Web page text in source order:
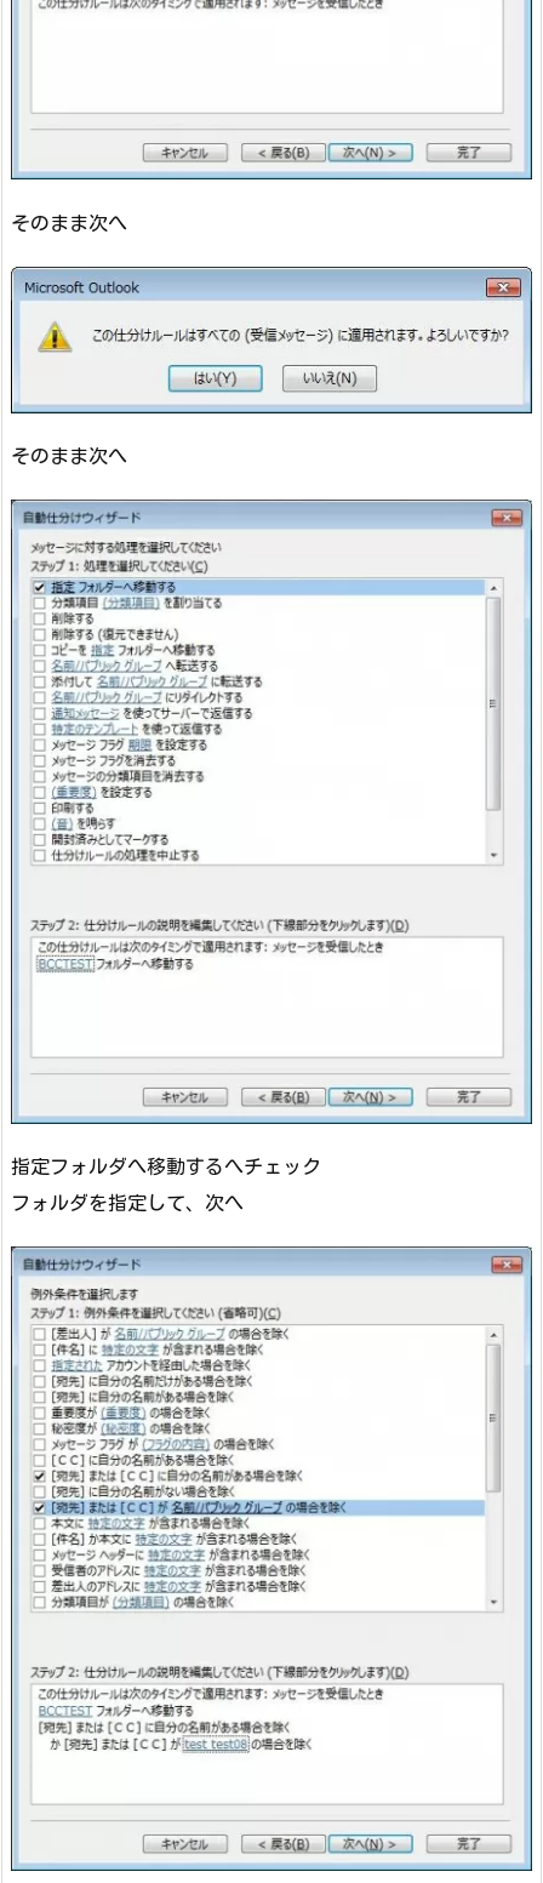
そのまま次へ
そのまま次へ
指定フォルダへ移動するへチェック
フォルダを指定して、次へ